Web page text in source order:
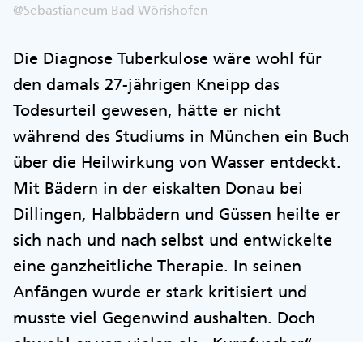
@Sebastianeum Bad Wörishofen
Die Diagnose Tuberkulose wäre wohl für
den damals 27-jährigen Kneipp das
Todesurteil gewesen, hätte er nicht
während des Studiums in München ein Buch
über die Heilwirkung von Wasser entdeckt.
Mit Bädern in der eiskalten Donau bei
Dillingen, Halbbädern und Güssen heilte er
sich nach und nach selbst und entwickelte
eine ganzheitliche Therapie. In seinen
Anfängen wurde er stark kritisiert und
musste viel Gegenwind aushalten. Doch